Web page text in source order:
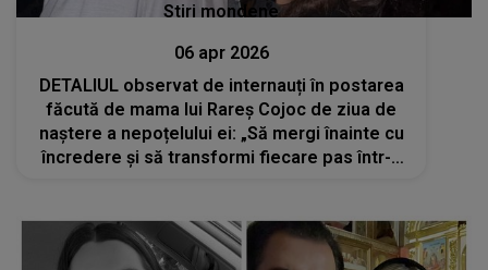
Stiri mondene
06 apr 2026
DETALIUL observat de internauți în postarea
făcută de mama lui Rareș Cojoc de ziua de
naștere a nepoțelului ei: „Să mergi înainte cu
încredere și să transformi fiecare pas într-o